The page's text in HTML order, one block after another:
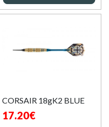
CORSAIR 18gK2 BLUE
17.20€